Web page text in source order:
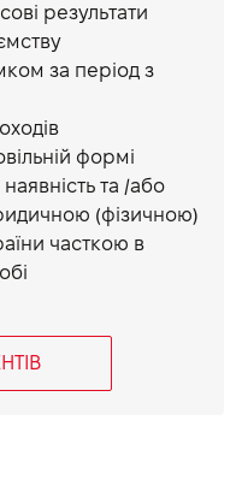
результати
за період з
формі
та /або
(фізичною)
часткою в